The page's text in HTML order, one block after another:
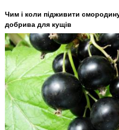
Чим і коли підживити
добрива для кущів